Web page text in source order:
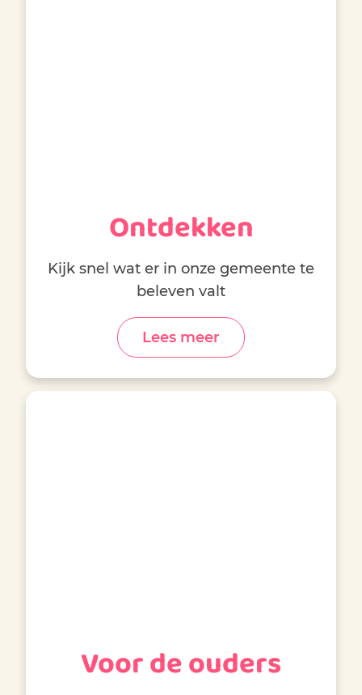
Ontdekken
Kijk snel wat er in onze gemeente te
beleven valt
Lees meer
Voor de ouders